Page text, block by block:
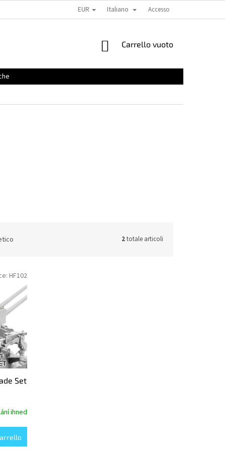
EUR Italiano Accesso
CARRELLO
SPESA
Carrello vuoto
2totale articoli
Set
ihned
HF102